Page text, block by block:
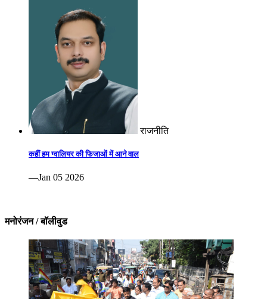
राजनीति
कहीं हम ग्वालियर की फिजाओं में आने वाल
—Jan 05 2026
मनोरंजन / बॉलीवुड